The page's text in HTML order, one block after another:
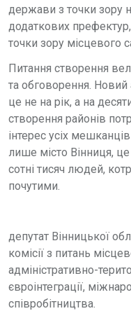
держави з точки зору
додаткових
точки зору місцевого
Питання створення
та обговорення. Новий
це не на рік, а на
створення районів
інтерес усіх
лише місто Вінниця, це
сотні тисяч людей,
почутими.
депутат Вінницької
комісії з питань
адміністративно-
євроінтеграції,
співробітництва.